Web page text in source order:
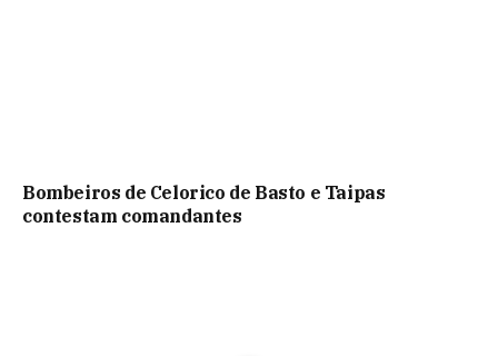
Bombeiros de Celorico de Basto e Taipas
contestam comandantes